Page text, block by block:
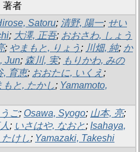
著者
Satoru; 清野, 陽一; せい
; 大澤, 正吾; おおさわ, しょう
; やまもと, りょう ; 川畑, 純; か
Jun; 森川, 実; もりかわ, みの
, 育恵; おおたに, いくえ;
もと, たかし; Yamamoto,
ご; Osawa, Syogo; 山本, 亮;
; いさはや, なおと; Isahaya,
けし; Yamazaki, Takeshi